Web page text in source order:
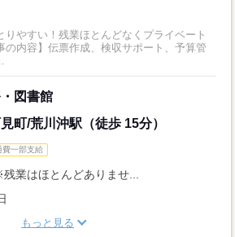
りやすい！残業ほとんどなくプライベート
内容】伝票作成、検収サポート、予算管
図書館
町/荒川沖駅（徒歩 15分）
費一部支給
業はほとんどありませ...
もっと見る